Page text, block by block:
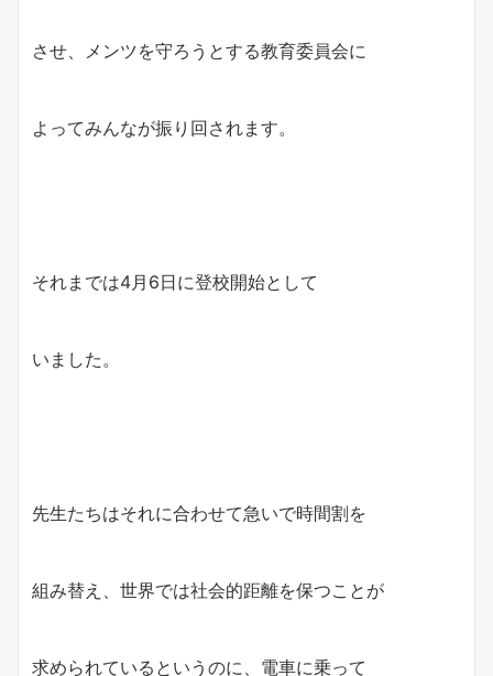
させ、メンツを守ろうとする教育委員会に
よってみんなが振り回されます。
それまでは4月6日に登校開始として
いました。
先生たちはそれに合わせて急いで時間割を
組み替え、世界では社会的距離を保つことが
求められているというのに、電車に乗って